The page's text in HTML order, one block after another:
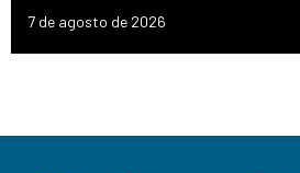
7 de agosto de 2026